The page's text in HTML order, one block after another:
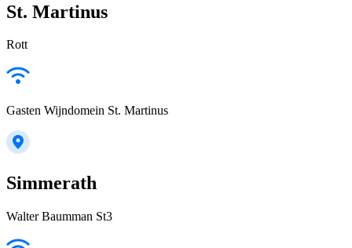
St. Martinus
Rott
Gasten Wijndomein St. Martinus
Simmerath
Walter Baumman St3